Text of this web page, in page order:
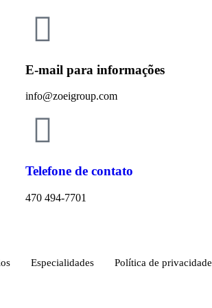
E-mail para informações
info@zoeigroup.com
Telefone de contato
470 494-7701
Especialidades Política de privacidade